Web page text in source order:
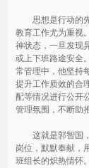
思想是行动的先
教育工作尤为重视
神状态，一旦发现
或上下班路途安全
常管理中，他坚持
提升工作质效的合
配等情况进行公开
管理氛围，不断助
这就是郭智国，
岗位，默默奉献，
班组长的炽热情怀。